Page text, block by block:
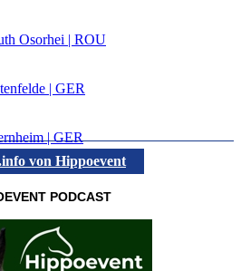
Osorhei | ROU
| GER
| GER
von Hippoevent
PODCAST